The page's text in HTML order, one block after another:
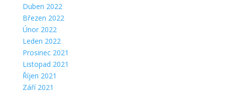
Duben 2022
Březen 2022
Únor 2022
Leden 2022
Prosinec 2021
Listopad 2021
Říjen 2021
Září 2021